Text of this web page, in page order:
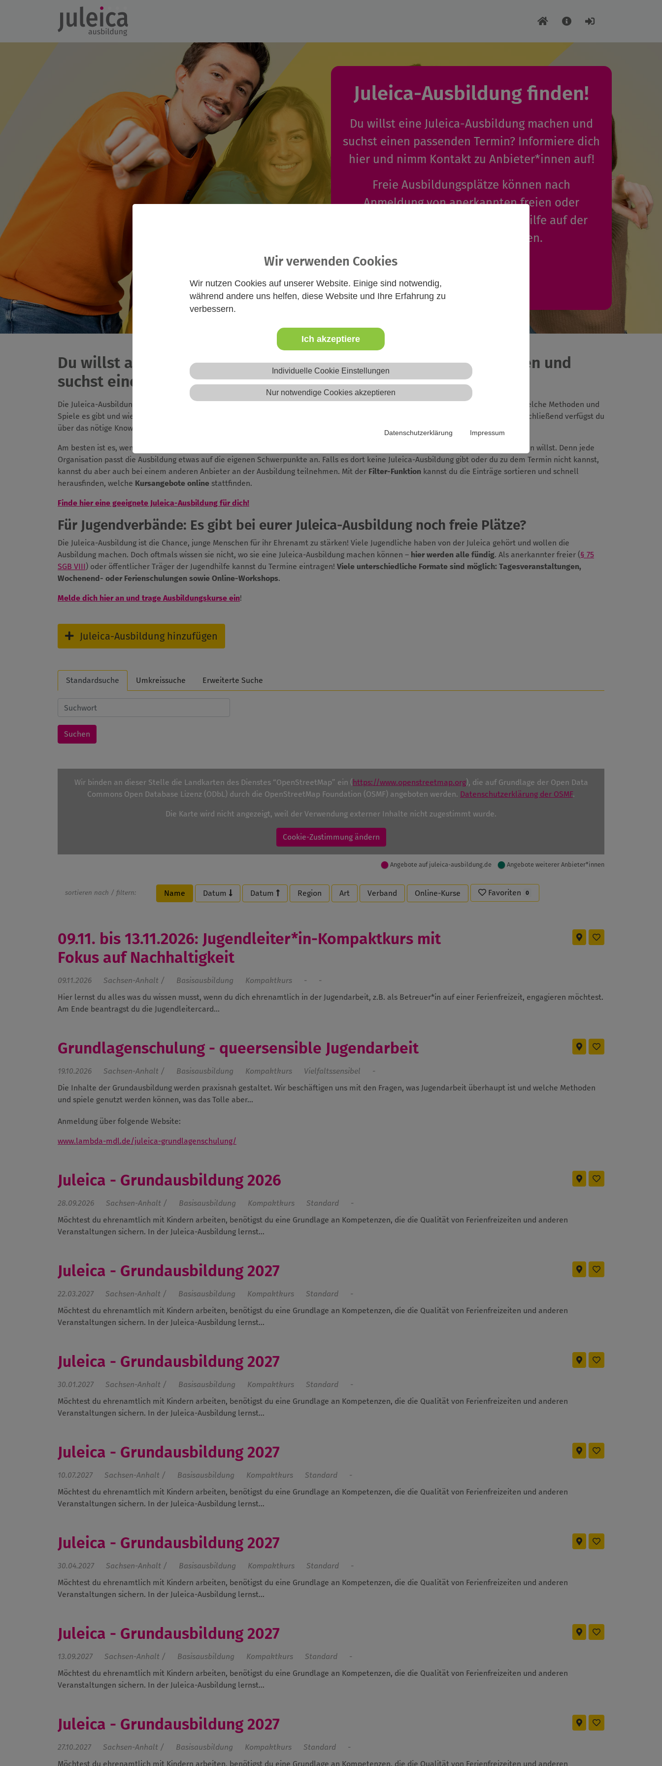
Wir verwenden Cookies
Wir nutzen Cookies auf unserer Website. Einige sind notwendig,
während andere uns helfen, diese Website und Ihre Erfahrung zu
verbessern.
Ich akzeptiere
Individuelle Cookie Einstellungen
Nur notwendige Cookies akzeptieren
Datenschutzerklärung Impressum
Juleica-Ausbildung finden!
Du willst eine Juleica-Ausbildung machen und
suchst einen passenden Termin? Informiere dich
hier und nimm Kontakt zu Anbieter*innen auf!
Freie Ausbildungsplätze können nach
Anmeldung von anerkannten freien oder
öffentlichen Trägern der Jugendhilfe auf der
Website eintragen werden.
Du willst an einer Juleica-Ausbildung in Sachsen-Anhalt teilnehmen und
suchst eine passende Ausbildung?
Die Juleica-Ausbildung ist die Basis für dein ehrenamtliches Engagement in der Jugendarbeit. Hier lernst du, wie eine "Gruppe tickt", welche Methoden und
Spiele es gibt und wie man diese anleitet, welche rechtlichen Regelungen zu beachten sind und wie man Maßnahmen organisiert. Anschließend verfügst du
über das nötige Know-How und kannst selber Angebote der Jugendarbeit betreuen.
Am besten ist es, wenn du die Ausbildung bei dem Jugendverband bzw. dem Träger machst, bei dem du anschließend auch aktiv werden willst. Denn jede
Organisation passt die Ausbildung etwas auf die eigenen Schwerpunkte an. Falls es dort keine Juleica-Ausbildung gibt oder du zu dem Termin nicht kannst,
kannst du aber auch bei einem anderen Anbieter an der Ausbildung teilnehmen. Mit der Filter-Funktion kannst du die Einträge sortieren und schnell
herausfinden, welche Kursangebote online stattfinden.
Finde hier eine geeignete Juleica-Ausbildung für dich!
Für Jugendverbände: Es gibt bei eurer Juleica-Ausbildung noch freie Plätze?
Die Juleica-Ausbildung ist die Chance, junge Menschen für ihr Ehrenamt zu stärken! Viele Jugendliche haben von der Juleica gehört und wollen die
Ausbildung machen. Doch oftmals wissen sie nicht, wo sie eine Juleica-Ausbildung machen können – hier werden alle fündig. Als anerkannter freier (§ 75
SGB VIII ) oder öffentlicher Träger der Jugendhilfe kannst du Termine eintragen! Viele unterschiedliche Formate sind möglich: Tagesveranstaltungen,
Wochenend- oder Ferienschulungen sowie Online-Workshops.
Melde dich hier an und trage Ausbildungskurse ein!
Juleica-Ausbildung hinzufügen
Standardsuche Umkreissuche Erweiterte Suche
Wir binden an dieser Stelle die Landkarten des Dienstes “OpenStreetMap” ein ( https://www.openstreetmap.org), die auf Grundlage der Open Data
Commons Open Database Lizenz (ODbL) durch die OpenStreetMap Foundation (OSMF) angeboten werden. Datenschutzerklärung der OSMF.
Die Karte wird nicht angezeigt, weil der Verwendung externer Inhalte nicht zugestimmt wurde.
Cookie-Zustimmung ändern
Angebote auf juleica-ausbildung.de Angebote weiterer Anbieter*innen
sortieren nach / filtern: Name Datum Datum Region Art Verband Online-Kurse Favoriten 0
09.11. bis 13.11.2026: Jugendleiter*in-Kompaktkurs mit
Fokus auf Nachhaltigkeit
09.11.2026 Sachsen-Anhalt / Basisausbildung Kompaktkurs -
-
Hier lernst du alles was du wissen musst, wenn du dich ehrenamtlich in der Jugendarbeit, z.B. als Betreuer*in auf einer Ferienfreizeit, engagieren möchtest.
Am Ende beantragst du die Jugendleitercard...
Grundlagenschulung - queersensible Jugendarbeit
19.10.2026 Sachsen-Anhalt / Basisausbildung Kompaktkurs Vielfaltssensibel
-
Die Inhalte der Grundausbildung werden praxisnah gestaltet. Wir beschäftigen uns mit den Fragen, was Jugendarbeit überhaupt ist und welche Methoden
und spiele genutzt werden können, was das Tolle aber...
Anmeldung über folgende Website:
www.lambda-mdl.de/juleica-grundlagenschulung/
Juleica - Grundausbildung 2026
28.09.2026 Sachsen-Anhalt / Basisausbildung Kompaktkurs Standard
-
Möchtest du ehrenamtlich mit Kindern arbeiten, benötigst du eine Grundlage an Kompetenzen, die die Qualität von Ferienfreizeiten und anderen
Veranstaltungen sichern. In der Juleica-Ausbildung lernst...
Juleica - Grundausbildung 2027
22.03.2027 Sachsen-Anhalt / Basisausbildung Kompaktkurs Standard
-
Möchtest du ehrenamtlich mit Kindern arbeiten, benötigst du eine Grundlage an Kompetenzen, die die Qualität von Ferienfreizeiten und anderen
Veranstaltungen sichern. In der Juleica-Ausbildung lernst...
Juleica - Grundausbildung 2027
30.01.2027 Sachsen-Anhalt / Basisausbildung Kompaktkurs Standard
-
Möchtest du ehrenamtlich mit Kindern arbeiten, benötigst du eine Grundlage an Kompetenzen, die die Qualität von Ferienfreizeiten und anderen
Veranstaltungen sichern. In der Juleica-Ausbildung lernst...
Juleica - Grundausbildung 2027
10.07.2027 Sachsen-Anhalt / Basisausbildung Kompaktkurs Standard
-
Möchtest du ehrenamtlich mit Kindern arbeiten, benötigst du eine Grundlage an Kompetenzen, die die Qualität von Ferienfreizeiten und anderen
Veranstaltungen sichern. In der Juleica-Ausbildung lernst...
Juleica - Grundausbildung 2027
30.04.2027 Sachsen-Anhalt / Basisausbildung Kompaktkurs Standard
-
Möchtest du ehrenamtlich mit Kindern arbeiten, benötigst du eine Grundlage an Kompetenzen, die die Qualität von Ferienfreizeiten und anderen
Veranstaltungen sichern. In der Juleica-Ausbildung lernst...
Juleica - Grundausbildung 2027
13.09.2027 Sachsen-Anhalt / Basisausbildung Kompaktkurs Standard
-
Möchtest du ehrenamtlich mit Kindern arbeiten, benötigst du eine Grundlage an Kompetenzen, die die Qualität von Ferienfreizeiten und anderen
Veranstaltungen sichern. In der Juleica-Ausbildung lernst...
Juleica - Grundausbildung 2027
27.10.2027 Sachsen-Anhalt / Basisausbildung Kompaktkurs Standard
-
Möchtest du ehrenamtlich mit Kindern arbeiten, benötigst du eine Grundlage an Kompetenzen, die die Qualität von Ferienfreizeiten und anderen